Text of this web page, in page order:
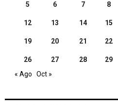
5 6 7 8
12 13 14 15
19 20 21 22
26 27 28 29
« Ago
Oct »